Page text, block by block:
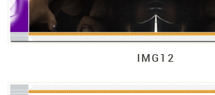
IMG12